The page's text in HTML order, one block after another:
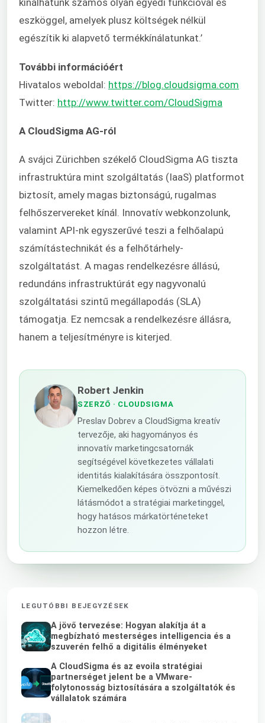
kínálhatunk számos olyan egyedi funkcióval és
eszköggel, amelyek plusz költségek nélkül
egészítik ki alapvető termékkínálatunkat.’
További információért
Hivatalos weboldal: https://blog.cloudsigma.com
Twitter: http://www.twitter.com/CloudSigma
A CloudSigma AG-ról
A svájci Zürichben székelő CloudSigma AG tiszta
infrastruktúra mint szolgáltatás (IaaS) platformot
biztosít, amely magas biztonságú, rugalmas
felhőszervereket kínál. Innovatív webkonzolunk,
valamint API-nk egyszerűvé teszi a felhőalapú
számítástechnikát és a felhőtárhely-
szolgáltatást. A magas rendelkezésre állású,
redundáns infrastruktúrát egy nagyvonalú
szolgáltatási szintű megállapodás (SLA)
támogatja. Ez nemcsak a rendelkezésre állásra,
hanem a teljesítményre is kiterjed.
Robert Jenkin
SZERZŐ · CLOUDSIGMA
Preslav Dobrev a CloudSigma kreatív
tervezője, aki hagyományos és
innovatív marketingcsatornák
segítségével következetes vállalati
identitás kialakítására összpontosít.
Kiemelkedően képes ötvözni a művészi
látásmódot a stratégiai marketinggel,
hogy hatásos márkatörténeteket
hozzon létre.
LEGUTÓBBI BEJEGYZÉSEK
A jövő tervezése: Hogyan alakítja át a
megbízható mesterséges intelligencia és a
szuverén felhő a digitális élményeket
A CloudSigma és az evoila stratégiai
partnerséget jelent be a VMware-
folytonosság biztosítására a szolgáltatók és
vállalatok számára